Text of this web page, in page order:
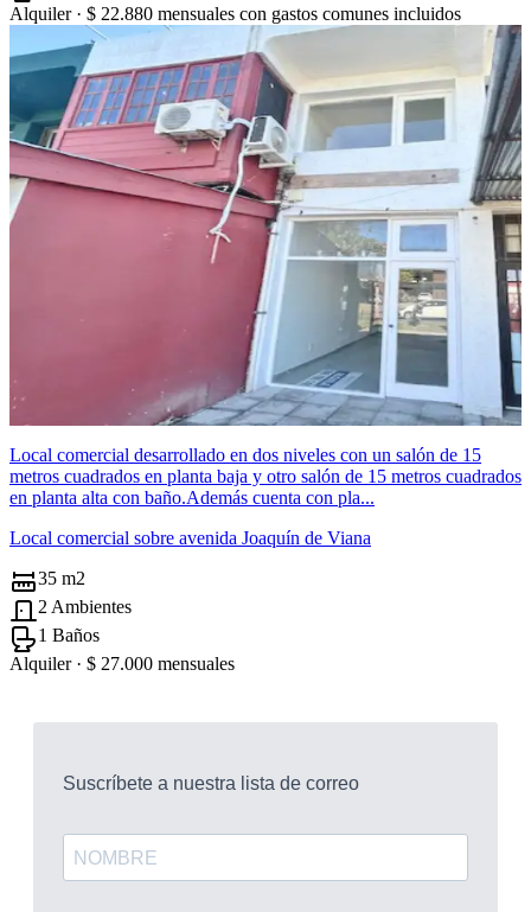
Alquiler · $ 22.880 mensuales con gastos comunes incluidos
Local comercial desarrollado en dos niveles con un salón de 15
metros cuadrados en planta baja y otro salón de 15 metros cuadrados
en planta alta con baño.Además cuenta con pla...
Local comercial sobre avenida Joaquín de Viana
35 m2
2 Ambientes
1 Baños
Alquiler · $ 27.000 mensuales